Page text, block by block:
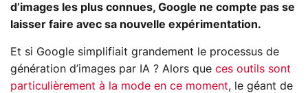
d’images les plus connues, Google ne compte pas se
laisser faire avec sa nouvelle expérimentation.
Et si Google simplifiait grandement le processus de
génération d’images par IA ? Alors que ces outils sont
particulièrement à la mode en ce moment, le géant de